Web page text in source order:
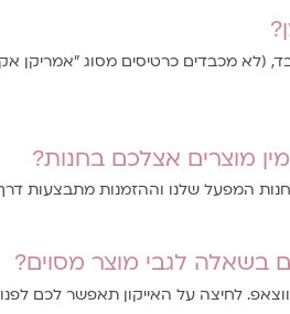
(לא מכבדים כרטיסים מסוג "אמריקן
מוצרים אצלכם בחנות?
המפעל שלנו וההזמנות מתבצעות
בשאלה לגבי מוצר מסוים?
לחיצה על האייקון תאפשר לכם